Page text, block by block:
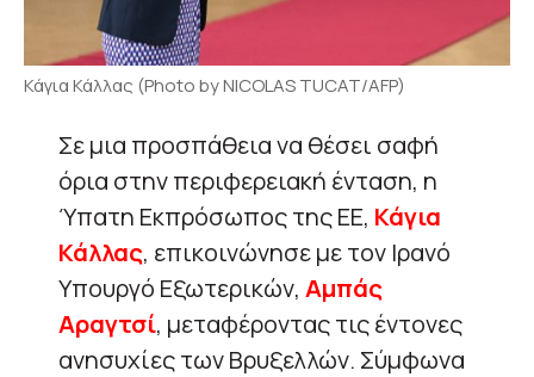
Κάγια Κάλλας (Photo by NICOLAS TUCAT/AFP)
Σε μια προσπάθεια να θέσει σαφή
όρια στην περιφερειακή ένταση, η
Ύπατη Εκπρόσωπος της ΕΕ, Κάγια
Κάλλας, επικοινώνησε με τον Ιρανό
Υπουργό Εξωτερικών, Αμπάς
Αραγτσί, μεταφέροντας τις έντονες
ανησυχίες των Βρυξελλών. Σύμφωνα